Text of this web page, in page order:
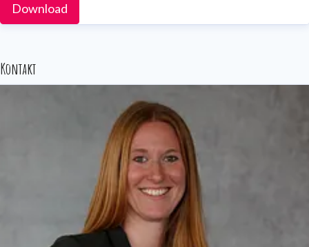
Download
Kontakt